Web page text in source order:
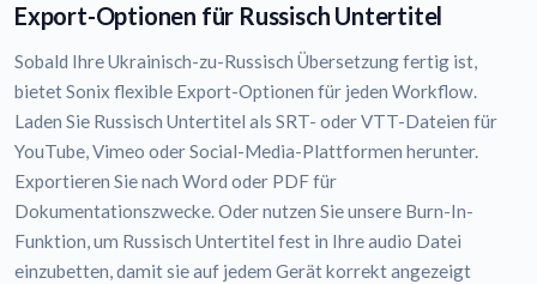
Export-Optionen für Russisch Untertitel
Sobald Ihre Ukrainisch-zu-Russisch Übersetzung fertig ist,
bietet Sonix flexible Export-Optionen für jeden Workflow.
Laden Sie Russisch Untertitel als SRT- oder VTT-Dateien für
YouTube, Vimeo oder Social-Media-Plattformen herunter.
Exportieren Sie nach Word oder PDF für
Dokumentationszwecke. Oder nutzen Sie unsere Burn-In-
Funktion, um Russisch Untertitel fest in Ihre audio Datei
einzubetten, damit sie auf jedem Gerät korrekt angezeigt